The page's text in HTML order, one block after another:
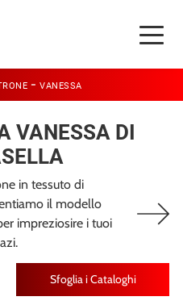
- VANESSA
VANESSA DI
in tessuto di
il modello
impreziosire i tuoi
Sfoglia i Cataloghi